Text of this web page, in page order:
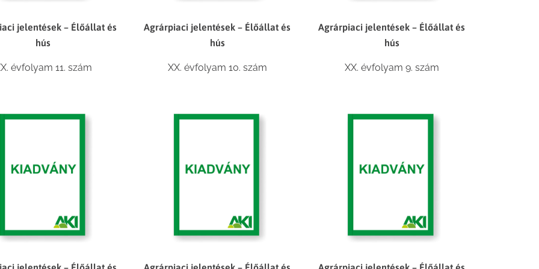
jelentések – Élőállat és
hús
évfolyam 11. szám
Agrárpiaci jelentések – Élőállat és
hús
XX. évfolyam 10. szám
Agrárpiaci jelentések – Élőállat és
hús
XX. évfolyam 9. szám